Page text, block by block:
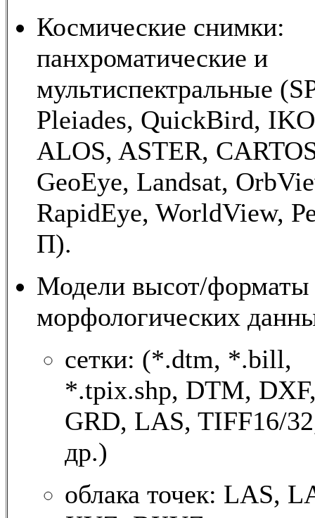
Космические снимки:
панхроматические и
мультиспектральные
Pleiades, QuickBird,
ALOS, ASTER,
GeoEye, Landsat,
RapidEye, WorldView,
П).
Модели высот/форматы
морфологических
сетки: (*.dtm, *.bill,
*.tpix.shp, DTM,
GRD, LAS, TIFF16/
др.)
облака точек: LAS,